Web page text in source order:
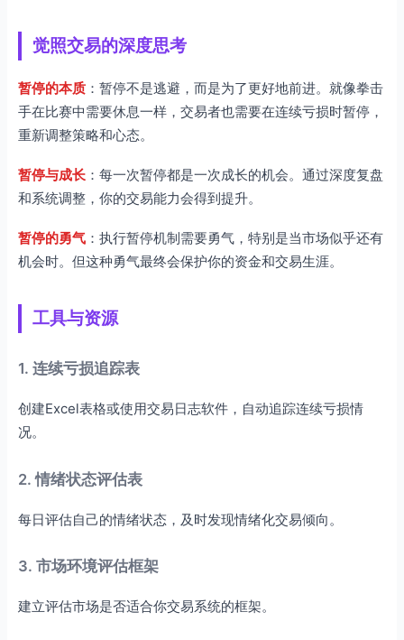
觉照交易的深度思考
暂停的本质 ：暂停不是逃避，而是为了更好地前进。就像拳击
手在比赛中需要休息一样，交易者也需要在连续亏损时暂停，
重新调整策略和心态。
暂停与成长 ：每一次暂停都是一次成长的机会。通过深度复盘
和系统调整，你的交易能力会得到提升。
暂停的勇气 ：执行暂停机制需要勇气，特别是当市场似乎还有
机会时。但这种勇气最终会保护你的资金和交易生涯。
工具与资源
1. 连续亏损追踪表
创建Excel表格或使用交易日志软件，自动追踪连续亏损情
况。
2. 情绪状态评估表
每日评估自己的情绪状态，及时发现情绪化交易倾向。
3. 市场环境评估框架
建立评估市场是否适合你交易系统的框架。